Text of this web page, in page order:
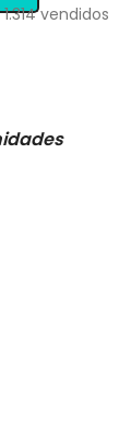
1.314vendidos